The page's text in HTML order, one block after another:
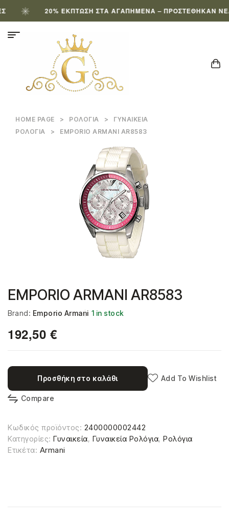
20% ΈΚΠΤΩΣΗ ΣΤΑ ΑΓΑΠΗΜΈΝΑ – ΠΡΟΣΤΈΘΗΚΑΝ ΝΈΑ
HOME PAGE > ΡΟΛΌΓΙΑ >
ΓΥΝΑΙΚΕΊΑ
ΡΟΛΌΓΙΑ
> EMPORIO ARMANI AR8583
EMPORIO ARMANI AR8583
Brand: Emporio Armani 1 in stock
192,50 €
Προσθήκη στο καλάθι Add To Wishlist
Compare
Κωδικός προϊόντος: 2400000002442
Κατηγορίες: Γυναικεία, Γυναικεία Ρολόγια, Ρολόγια
Ετικέτα: Armani